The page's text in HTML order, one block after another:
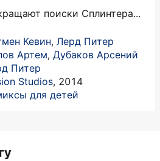
поиски Сплинтера...
Кевин, Лерд Питер
Артем, Дубаков Арсений
Питер
Studios, 2014
для детей